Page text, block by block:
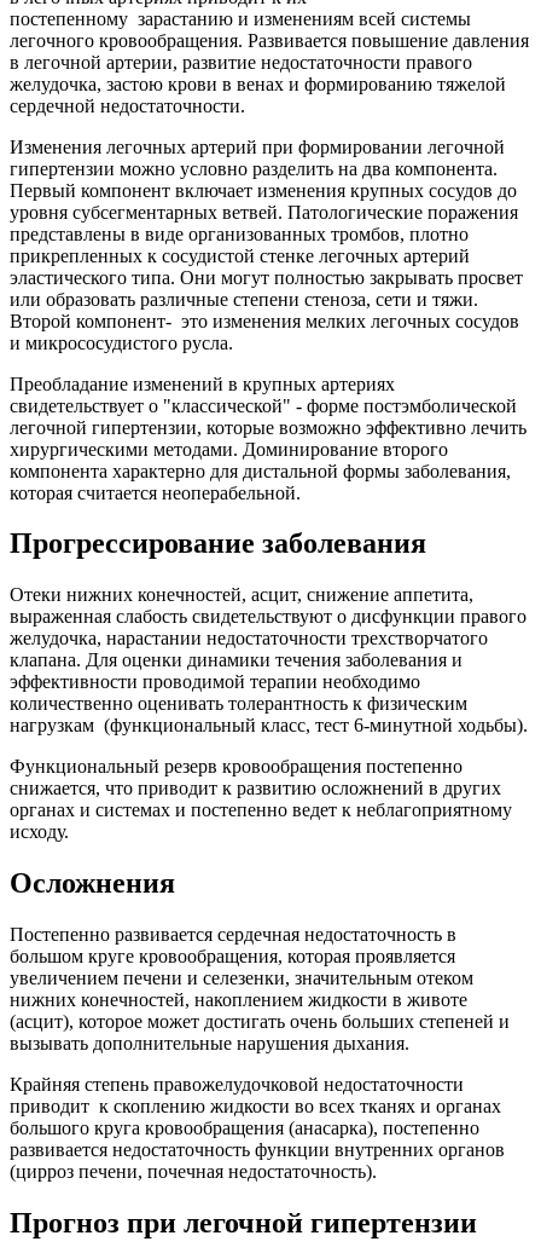
постепенному зарастанию и изменениям всей системы
легочного кровообращения. Развивается повышение давления
в легочной артерии, развитие недостаточности правого
желудочка, застою крови в венах и формированию тяжелой
сердечной недостаточности.
Изменения легочных артерий при формировании легочной
гипертензии можно условно разделить на два компонента.
Первый компонент включает изменения крупных сосудов до
уровня субсегментарных ветвей. Патологические поражения
представлены в виде организованных тромбов, плотно
прикрепленных к сосудистой стенке легочных артерий
эластического типа. Они могут полностью закрывать просвет
или образовать различные степени стеноза, сети и тяжи.
Второй компонент- это изменения мелких легочных сосудов
и микрососудистого русла.
Преобладание изменений в крупных артериях
свидетельствует о "классической" - форме постэмболической
легочной гипертензии, которые возможно эффективно лечить
хирургическими методами. Доминирование второго
компонента характерно для дистальной формы заболевания,
которая считается неоперабельной.
Прогрессирование заболевания
Отеки нижних конечностей, асцит, снижение аппетита,
выраженная слабость свидетельствуют о дисфункции правого
желудочка, нарастании недостаточности трехстворчатого
клапана. Для оценки динамики течения заболевания и
эффективности проводимой терапии необходимо
количественно оценивать толерантность к физическим
нагрузкам (функциональный класс, тест 6-минутной ходьбы).
Функциональный резерв кровообращения постепенно
снижается, что приводит к развитию осложнений в других
органах и системах и постепенно ведет к неблагоприятному
исходу.
Осложнения
Постепенно развивается сердечная недостаточность в
большом круге кровообращения, которая проявляется
увеличением печени и селезенки, значительным отеком
нижних конечностей, накоплением жидкости в животе
(асцит), которое может достигать очень больших степеней и
вызывать дополнительные нарушения дыхания.
Крайняя степень правожелудочковой недостаточности
приводит к скоплению жидкости во всех тканях и органах
большого круга кровообращения (анасарка), постепенно
развивается недостаточность функции внутренних органов
(цирроз печени, почечная недостаточность).
Прогноз при легочной гипертензии